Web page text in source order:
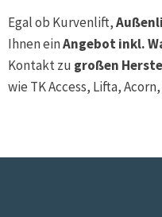
Egal ob Kurvenlift,
Ihnen einAngebot inkl.
Kontakt zu großen
wie TK Access, Lifta,